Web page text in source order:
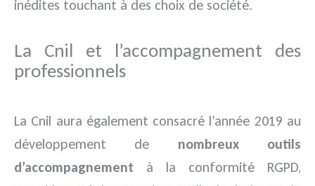
inédites touchant à des choix de société.
La Cnil et l’accompagnement des
professionnels
La Cnil aura également consacré l’année 2019 au
développement de nombreux outils
d’accompagnement à la conformité RGPD,